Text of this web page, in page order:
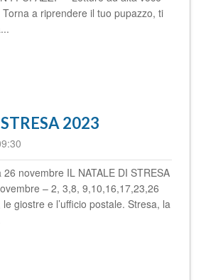
a riprendere il tuo pupazzo, ti
2023
novembre IL NATALE DI STRESA
– 2, 3,8, 9,10,16,17,23,26
giostre e l’ufficio postale. Stresa, la